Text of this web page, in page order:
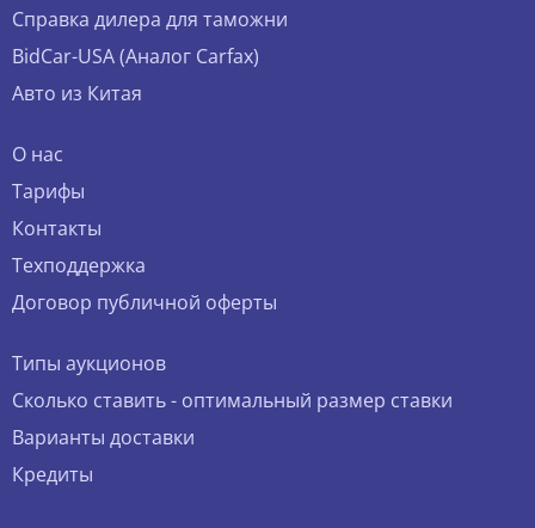
Справка дилера для таможни
BidCar-USA (Аналог Carfax)
Авто из Китая
О нас
Тарифы
Контакты
Техподдержка
Договор публичной оферты
Типы аукционов
Сколько ставить - оптимальный размер ставки
Варианты доставки
Кредиты